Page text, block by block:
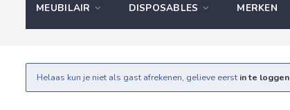
MEUBILAIR DISPOSABLES MERKEN
Helaas kun je niet als gast afrekenen, gelieve eerst in te loggen